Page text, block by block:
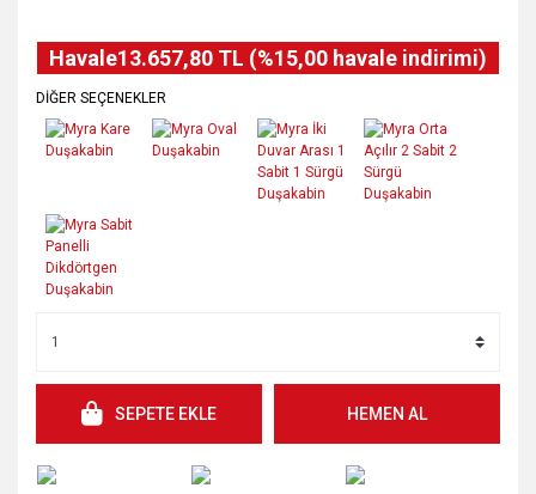
Havale13.657,80 TL (%15,00 havale indirimi)
DİĞER SEÇENEKLER
SEPETE EKLE HEMEN AL